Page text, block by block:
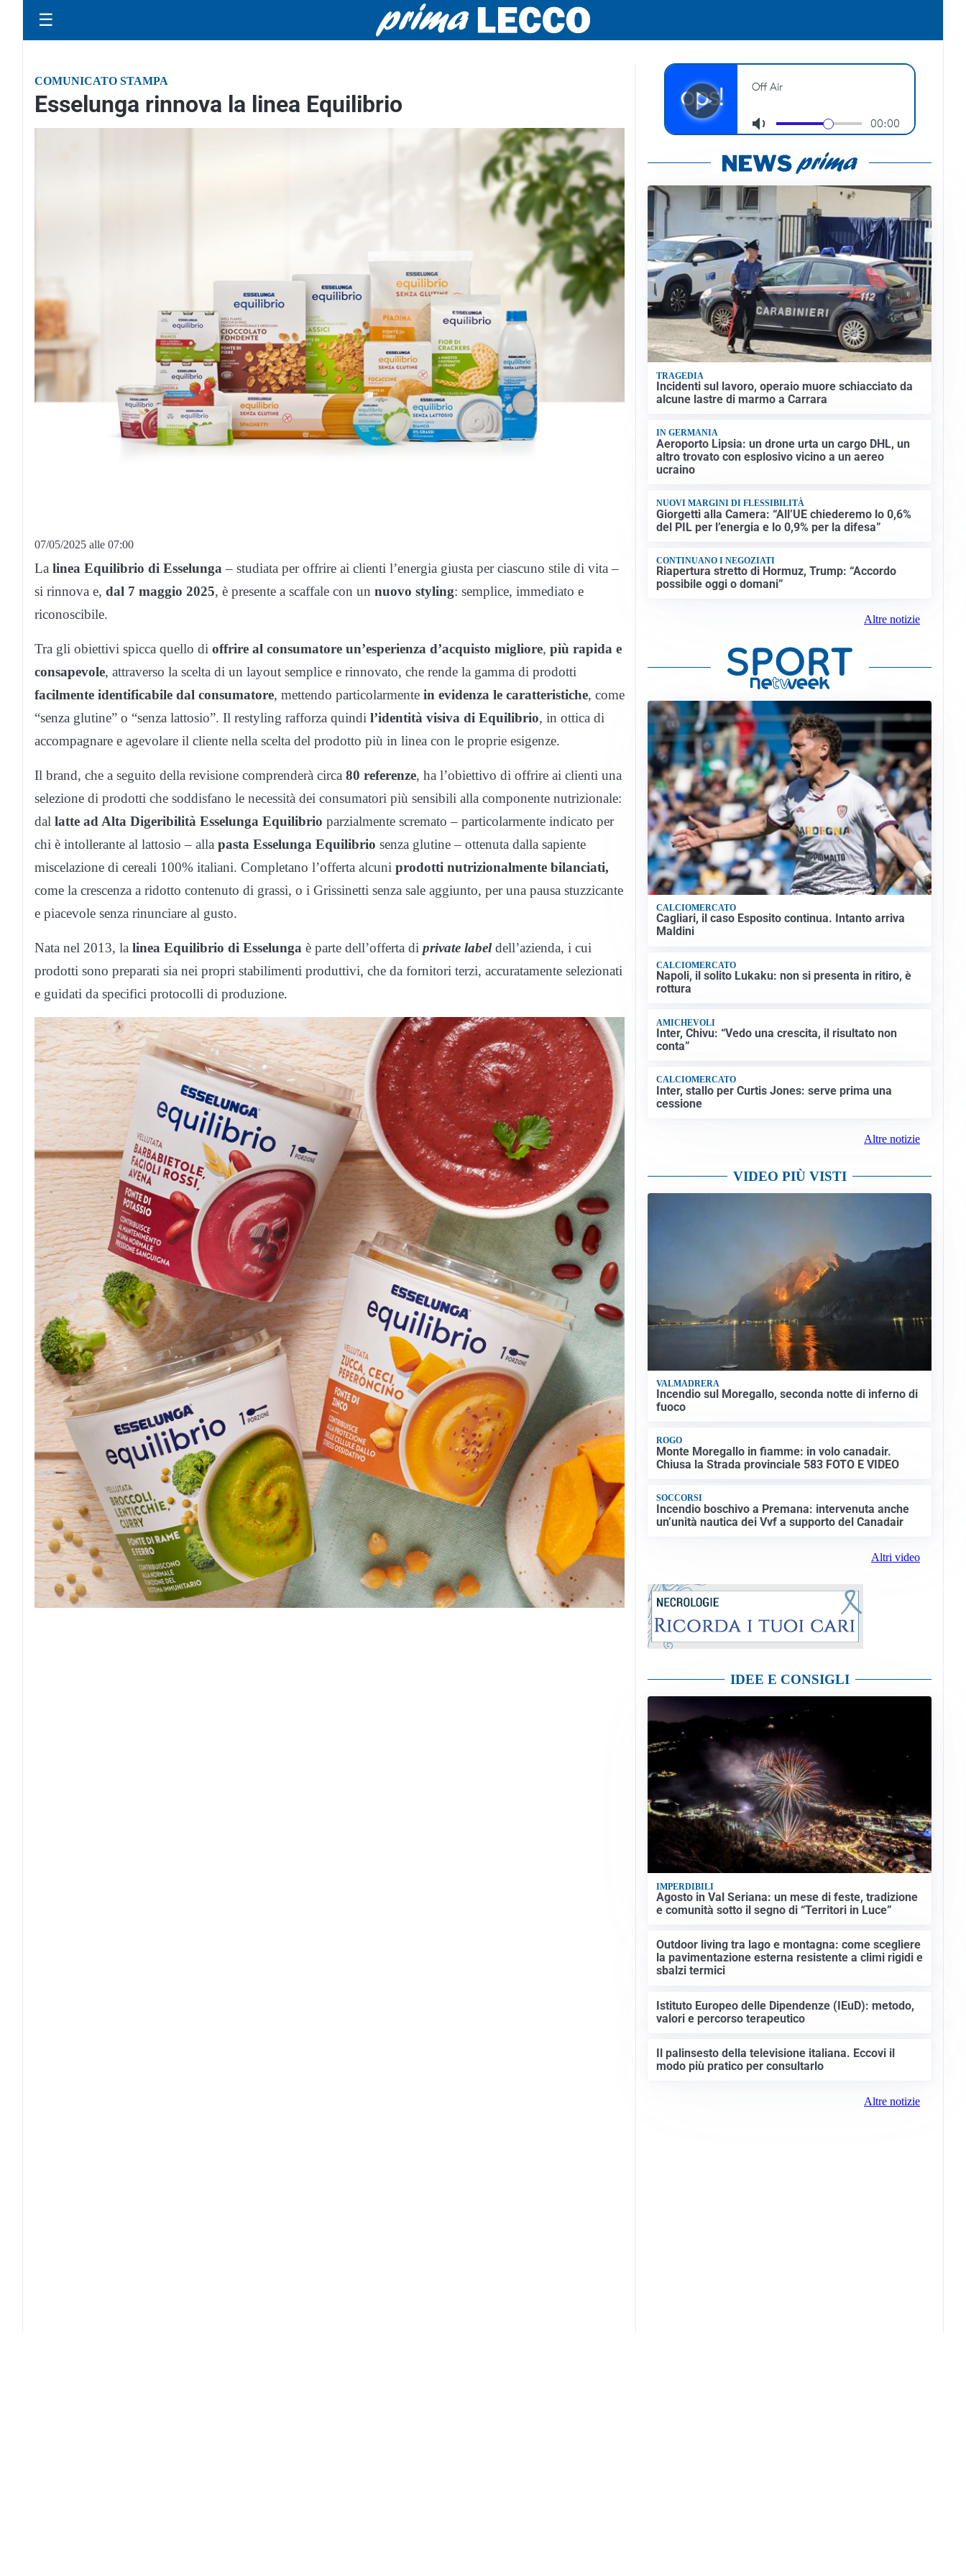
☰
COMUNICATO STAMPA
Esselunga rinnova la linea Equilibrio
07/05/2025 alle 07:00
La linea Equilibrio di Esselunga– studiata per offrire ai clienti l’energia giusta per ciascuno stile di vita –
si rinnova e, dal 7 maggio 2025, è presente a scaffale con un nuovo styling: semplice, immediato e
riconoscibile.
Tra gli obiettivi spicca quello di offrire al consumatore un’esperienza d’acquisto migliore, più rapida e
consapevole, attraverso la scelta di un layout semplice e rinnovato, che rende la gamma di prodotti
facilmente identificabile dal consumatore, mettendo particolarmente in evidenza le caratteristiche, come
“senza glutine” o “senza lattosio”. Il restyling rafforza quindi l’identità visiva di Equilibrio, in ottica di
accompagnare e agevolare il cliente nella scelta del prodotto più in linea con le proprie esigenze.
Il brand, che a seguito della revisione comprenderà circa 80 referenze, ha l’obiettivo di offrire ai clienti una
selezione di prodotti che soddisfano le necessità dei consumatori più sensibili alla componente nutrizionale:
dal latte ad Alta Digeribilità Esselunga Equilibrio parzialmente scremato – particolarmente indicato per
chi è intollerante al lattosio – alla pasta Esselunga Equilibrio senza glutine – ottenuta dalla sapiente
miscelazione di cereali 100% italiani. Completano l’offerta alcuni prodotti nutrizionalmente bilanciati,
come la crescenza a ridotto contenuto di grassi, o i Grissinetti senza sale aggiunto, per una pausa stuzzicante
e piacevole senza rinunciare al gusto.
Nata nel 2013, la linea Equilibrio di Esselunga è parte dell’offerta di private labeldell’azienda, i cui
prodotti sono preparati sia nei propri stabilimenti produttivi, che da fornitori terzi, accuratamente selezionati
e guidati da specifici protocolli di produzione.
TRAGEDIA
Incidenti sul lavoro, operaio muore schiacciato da
alcune lastre di marmo a Carrara
IN GERMANIA
Aeroporto Lipsia: un drone urta un cargo DHL, un
altro trovato con esplosivo vicino a un aereo
ucraino
NUOVI MARGINI DI FLESSIBILITÀ
Giorgetti alla Camera: “All’UE chiederemo lo 0,6%
del PIL per l’energia e lo 0,9% per la difesa”
CONTINUANO I NEGOZIATI
Riapertura stretto di Hormuz, Trump: “Accordo
possibile oggi o domani”
Altre notizie
CALCIOMERCATO
Cagliari, il caso Esposito continua. Intanto arriva
Maldini
CALCIOMERCATO
Napoli, il solito Lukaku: non si presenta in ritiro, è
rottura
AMICHEVOLI
Inter, Chivu: “Vedo una crescita, il risultato non
conta”
CALCIOMERCATO
Inter, stallo per Curtis Jones: serve prima una
cessione
Altre notizie
VIDEO PIÙ VISTI
VALMADRERA
Incendio sul Moregallo, seconda notte di inferno di
fuoco
ROGO
Monte Moregallo in fiamme: in volo canadair.
Chiusa la Strada provinciale 583 FOTO E VIDEO
SOCCORSI
Incendio boschivo a Premana: intervenuta anche
un’unità nautica dei Vvf a supporto del Canadair
Altri video
IDEE E CONSIGLI
IMPERDIBILI
Agosto in Val Seriana: un mese di feste, tradizione
e comunità sotto il segno di “Territori in Luce”
Outdoor living tra lago e montagna: come scegliere
la pavimentazione esterna resistente a climi rigidi e
sbalzi termici
Istituto Europeo delle Dipendenze (IEuD): metodo,
valori e percorso terapeutico
Il palinsesto della televisione italiana. Eccovi il
modo più pratico per consultarlo
Altre notizie